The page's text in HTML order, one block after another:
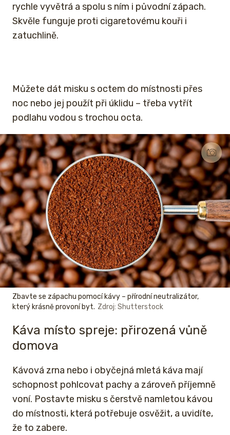
rychle vyvětrá a spolu s ním i původní zápach.
Skvěle funguje proti cigaretovému kouři i
zatuchlině.
Můžete dát misku s octem do místnosti přes
noc nebo jej použít při úklidu – třeba vytřít
podlahu vodou s trochou octa.
Zbavte se zápachu pomocí kávy – přírodní neutralizátor,
který krásně provoní byt. Zdroj: Shutterstock
Káva místo spreje: přirozená vůně
domova
Kávová zrna nebo i obyčejná mletá káva mají
schopnost pohlcovat pachy a zároveň příjemně
voní. Postavte misku s čerstvě namletou kávou
do místnosti, která potřebuje osvěžit, a uvidíte,
že to zabere.